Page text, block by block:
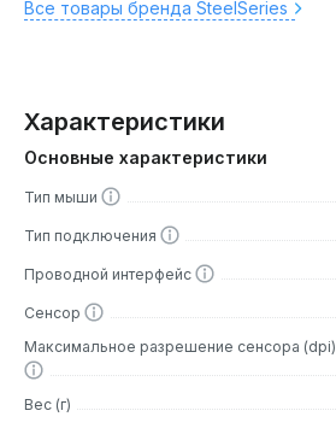
Все товары бренда SteelSeries
Характеристики
Основные характеристики
Тип мыши
Тип подключения
Проводной интерфейс
Сенсор
Максимальное разрешение сенсора (dpi)
Вес (г)